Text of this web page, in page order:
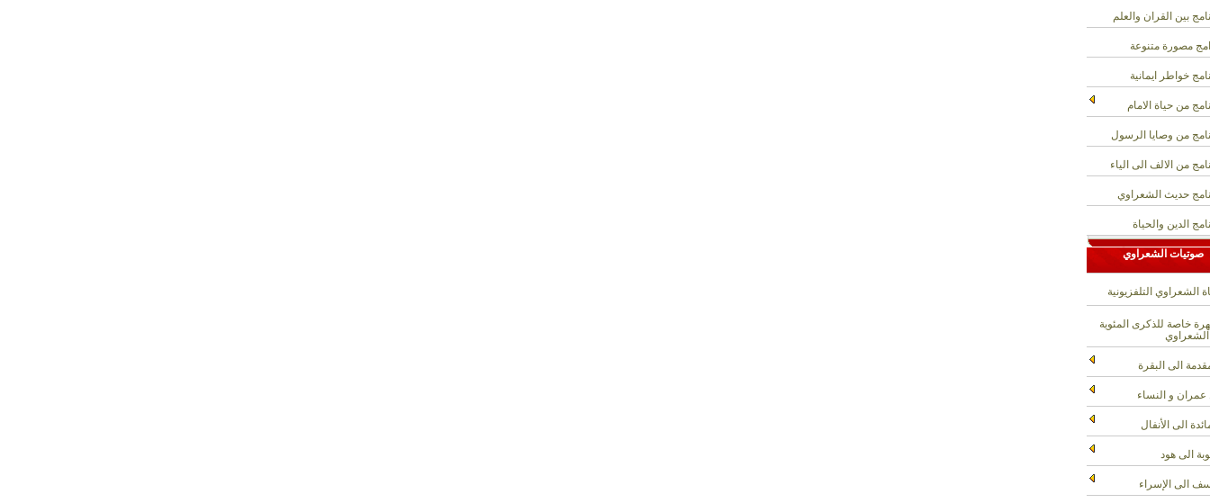
بين القران والعلم
مصورة متنوعة
خواطر ايمانية
من حياة الامام
من وصايا الرسول
من الالف الى الياء
حديث الشعراوي
الدين والحياة
صوتيات الشعراوي
الشعراوي التلفزيونية
خاصة للذكرى المئوية
الى البقرة
و النساء
الى الأنفال
الى هود
الى الإسراء